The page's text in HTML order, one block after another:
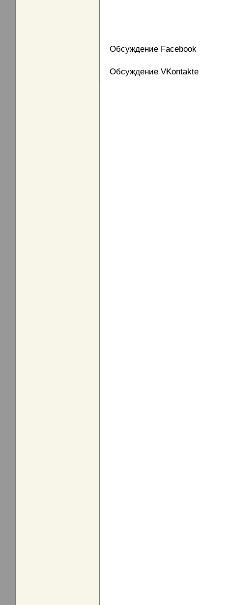
Обсуждение Facebook
Обсуждение VKontakte